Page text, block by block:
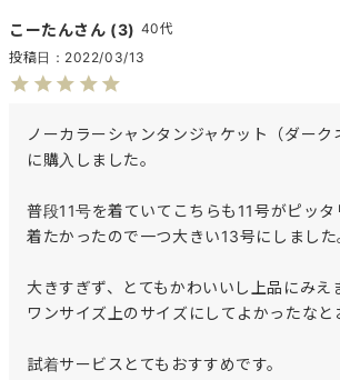
こーたん 3
40代
投稿日
2022/03/13
ノーカラーシャンタンジャケット（ダー
に購入しました。
普段11号を着ていてこちらも11号がピッタ
着たかったので一つ大きい13号にしました
大きすぎず、とてもかわいいし上品にみえ
ワンサイズ上のサイズにしてよかったなと
試着サービスとてもおすすめです。